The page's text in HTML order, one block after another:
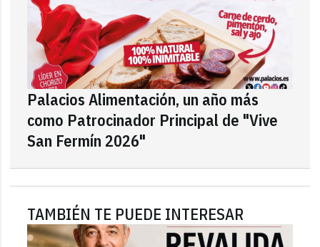
Palacios Alimentación, un año más
como Patrocinador Principal de "Vive
San Fermín 2026"
TAMBIÉN TE PUEDE INTERESAR